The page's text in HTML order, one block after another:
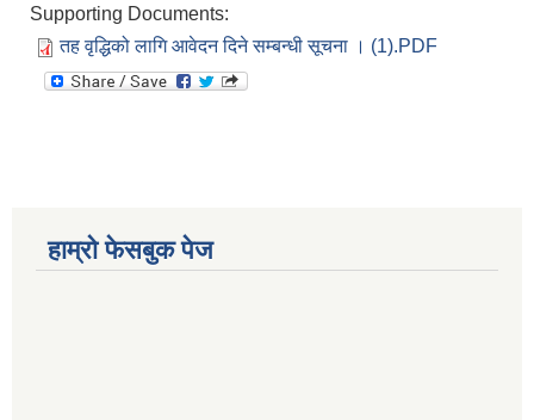
Supporting Documents:
तह वृद्धिको लागि आवेदन दिने सम्बन्धी सूचना । (1).PDF
हाम्रो फेसबुक पेज